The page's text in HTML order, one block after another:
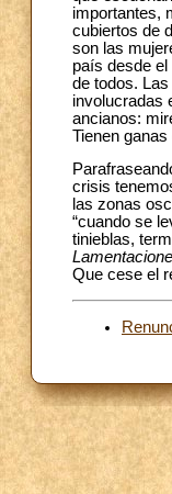
importantes,
cubiertos de
son las
país desde
de todos.
involucradas
ancianos:
Tienen
crisis
las zonas
“cuando se
tinieblas,
Que cese el